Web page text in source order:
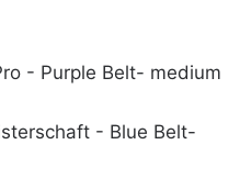
- Purple Belt- medium
- Blue Belt-